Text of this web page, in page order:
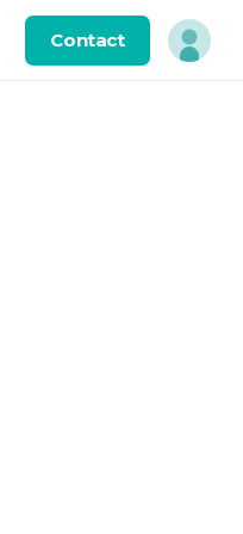
Contact